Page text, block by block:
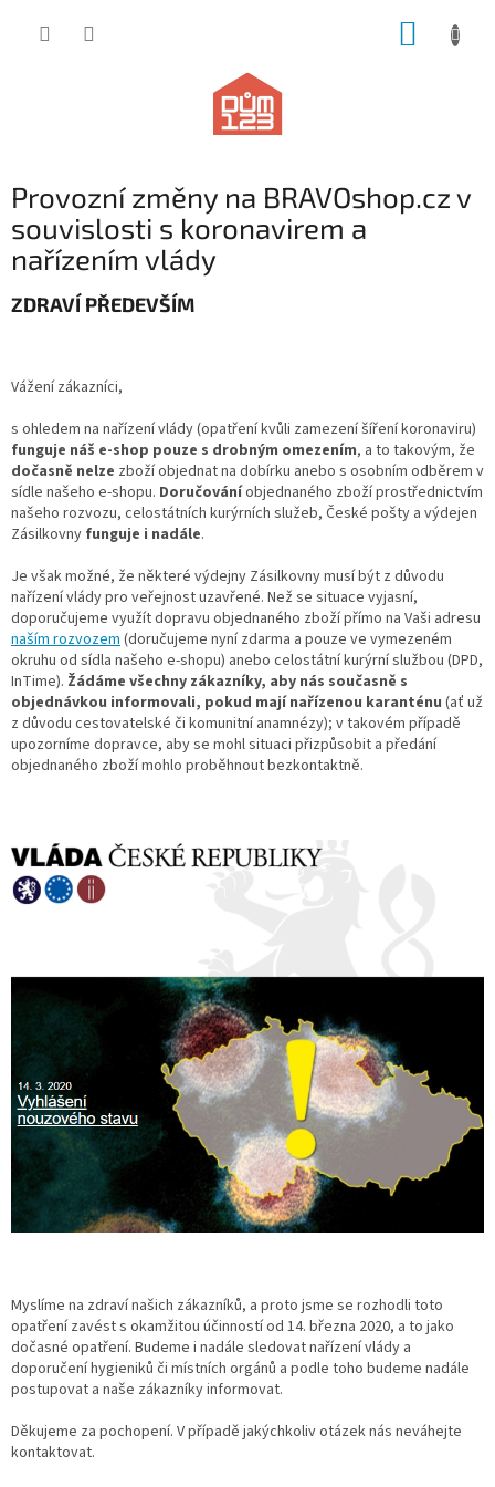
Provozní změny na BRAVOshop.cz v
souvislosti s koronavirem a
nařízením vlády
ZDRAVÍ PŘEDEVŠÍM
Vážení zákazníci,
s ohledem na nařízení vlády (opatření kvůli zamezení šíření koronaviru)
funguje náš e-shop pouze s drobným omezením, a to takovým, že
dočasně nelze zboží objednat na dobírku anebo s osobním odběrem v
sídle našeho e-shopu. Doručováníobjednaného zboží prostřednictvím
našeho rozvozu, celostátních kurýrních služeb, České pošty a výdejen
Zásilkovny funguje i nadále.
Je však možné, že některé výdejny Zásilkovny musí být z důvodu
nařízení vlády pro veřejnost uzavřené. Než se situace vyjasní,
doporučujeme využít dopravu objednaného zboží přímo na Vaši adresu
naším rozvozem(doručujeme nyní zdarma a pouze ve vymezeném
okruhu od sídla našeho e-shopu) anebo celostátní kurýrní službou (DPD,
InTime). Žádáme všechny zákazníky, aby nás současně s
objednávkou informovali, pokud mají nařízenou karanténu (ať už
z důvodu cestovatelské či komunitní anamnézy); v takovém případě
upozorníme dopravce, aby se mohl situaci přizpůsobit a předání
objednaného zboží mohlo proběhnout bezkontaktně.
Myslíme na zdraví našich zákazníků, a proto jsme se rozhodli toto
opatření zavést s okamžitou účinností od 14. března 2020, a to jako
dočasné opatření. Budeme i nadále sledovat nařízení vlády a
doporučení hygieniků či místních orgánů a podle toho budeme nadále
postupovat a naše zákazníky informovat.
Děkujeme za pochopení. V případě jakýchkoliv otázek nás neváhejte
kontaktovat.